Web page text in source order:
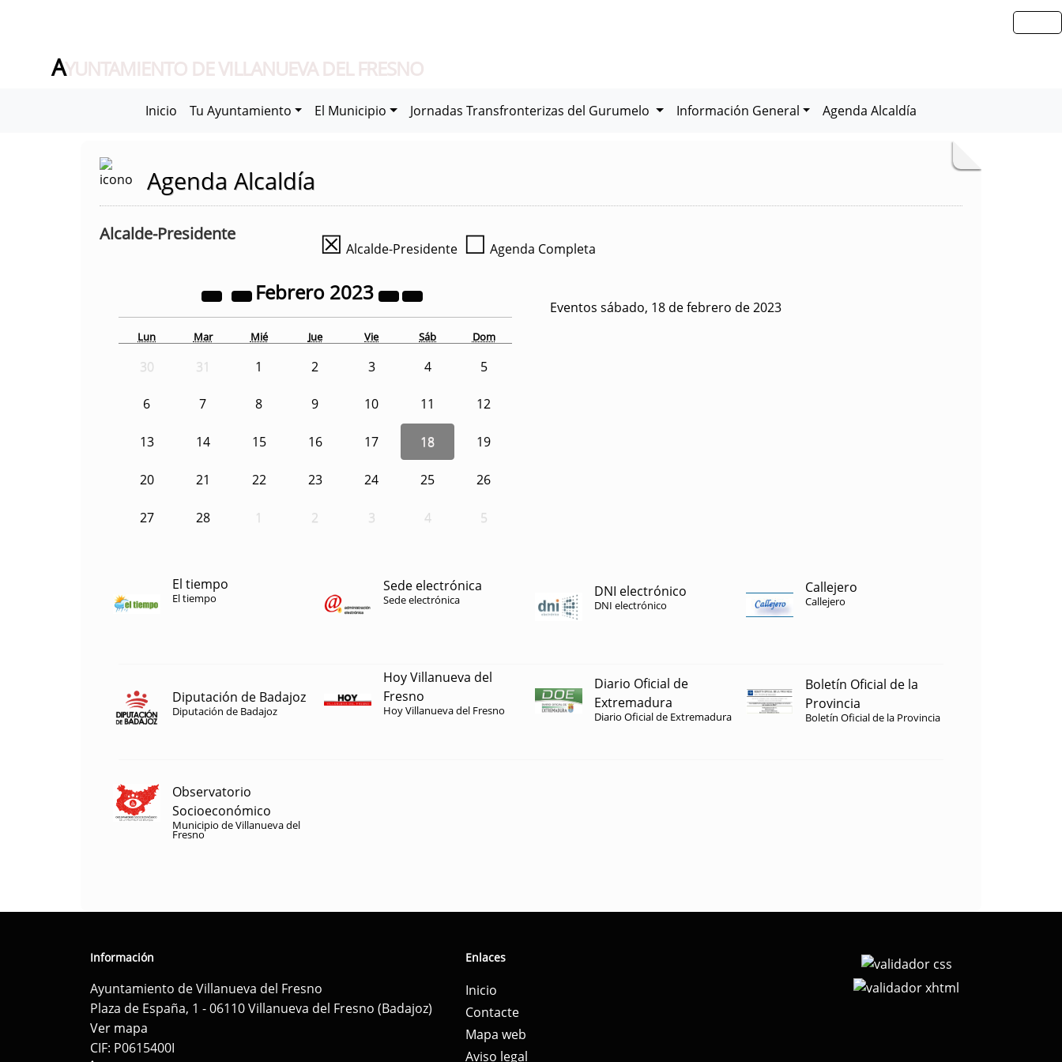
AYUNTAMIENTO DE VILLANUEVA DEL FRESNO
Inicio Tu Ayuntamiento El Municipio Jornadas Transfronterizas del Gurumelo Información General Agenda Alcaldía
Agenda Alcaldía
Alcalde-Presidente ☒ Alcalde-Presidente ☐ Agenda Completa
Febrero 2023
Lun Mar Mié Jue Vie Sáb Dom
30 31 1 2 3 4 5
6 7 8 9 10 11 12
13 14 15 16 17 18 19
20 21 22 23 24 25 26
27 28 1 2 3 4 5
Eventos sábado, 18 de febrero de 2023
El tiempo
El tiempo
Sede electrónica
Sede electrónica DNI electrónico
DNI electrónico
Callejero
Callejero
Diputación de Badajoz
Diputación de Badajoz
Hoy Villanueva del
Fresno
Hoy Villanueva del Fresno
Diario Oficial de
Extremadura
Diario Oficial de Extremadura
Boletín Oficial de la
Provincia
Boletín Oficial de la Provincia
Observatorio
Socioeconómico
Municipio de Villanueva del
Fresno
Información
Ayuntamiento de Villanueva del Fresno
Plaza de España, 1 - 06110 Villanueva del Fresno (Badajoz)
Ver mapa
CIF: P0615400I
Enlaces
Inicio
Contacte
Mapa web
Aviso legal